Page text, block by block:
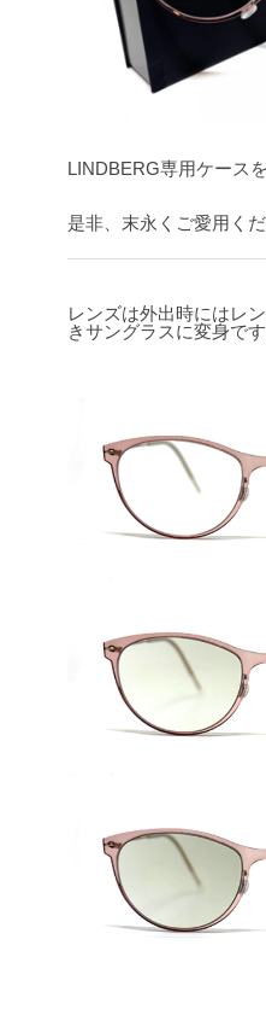
LINDBERG専用ケース
是非、末永くご愛用くだ
レンズは外出時にはレ
きサングラスに変身です